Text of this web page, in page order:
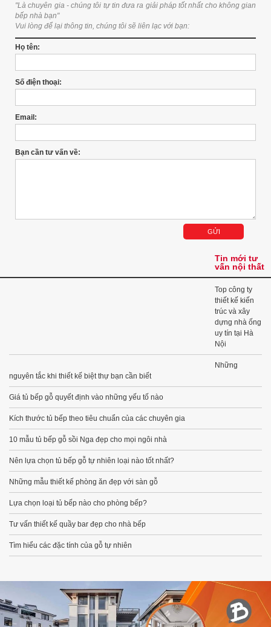
"Là chuyên gia - chúng tôi tự tin đưa ra giải pháp tốt nhất cho không gian
bếp nhà bạn"
Vui lòng để lại thông tin, chúng tôi sẽ liên lạc với bạn:
Họ tên:
Số điện thoại:
Email:
Bạn cần tư vấn về:
Tin mới tư
vấn nội thất
Top công ty
thiết kế kiến
trúc và xây
dựng nhà ống
uy tín tại Hà
Nội
Những
nguyên tắc khi thiết kế biệt thự bạn cần biết
Giá tủ bếp gỗ quyết định vào những yếu tố nào
Kích thước tủ bếp theo tiêu chuẩn của các chuyên gia
10 mẫu tủ bếp gỗ sồi Nga đẹp cho mọi ngôi nhà
Nên lựa chọn tủ bếp gỗ tự nhiên loại nào tốt nhất?
Những mẫu thiết kế phòng ăn đẹp với sàn gỗ
Lựa chọn loại tủ bếp nào cho phòng bếp?
Tư vấn thiết kế quầy bar đẹp cho nhà bếp
Tìm hiểu các đặc tính của gỗ tự nhiên